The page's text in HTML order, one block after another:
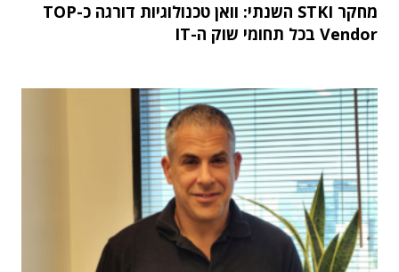
מחקר STKI השנתי: וואן טכנולוגיות דורגה כ-TOP
Vendor בכל תחומי שוק ה-IT